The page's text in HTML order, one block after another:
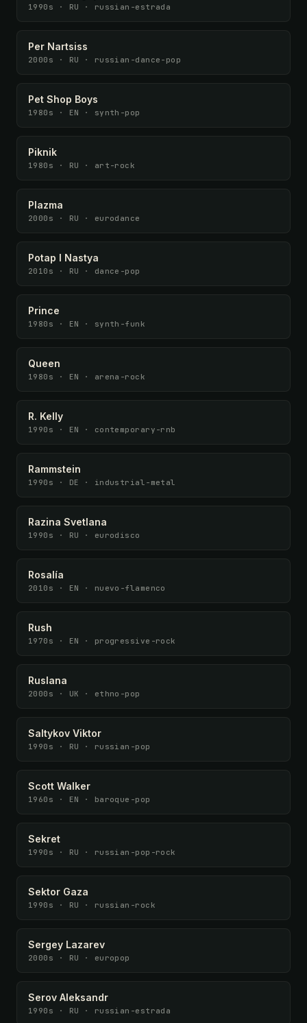
1990s · RU · russian-estrada
Per Nartsiss
2000s · RU · russian-dance-pop
Pet Shop Boys
1980s · EN · synth-pop
Piknik
1980s · RU · art-rock
Plazma
2000s · RU · eurodance
Potap I Nastya
2010s · RU · dance-pop
Prince
1980s · EN · synth-funk
Queen
1980s · EN · arena-rock
R. Kelly
1990s · EN · contemporary-rnb
Rammstein
1990s · DE · industrial-metal
Razina Svetlana
1990s · RU · eurodisco
Rosalía
2010s · EN · nuevo-flamenco
Rush
1970s · EN · progressive-rock
Ruslana
2000s · UK · ethno-pop
Saltykov Viktor
1990s · RU · russian-pop
Scott Walker
1960s · EN · baroque-pop
Sekret
1990s · RU · russian-pop-rock
Sektor Gaza
1990s · RU · russian-rock
Sergey Lazarev
2000s · RU · europop
Serov Aleksandr
1990s · RU · russian-estrada